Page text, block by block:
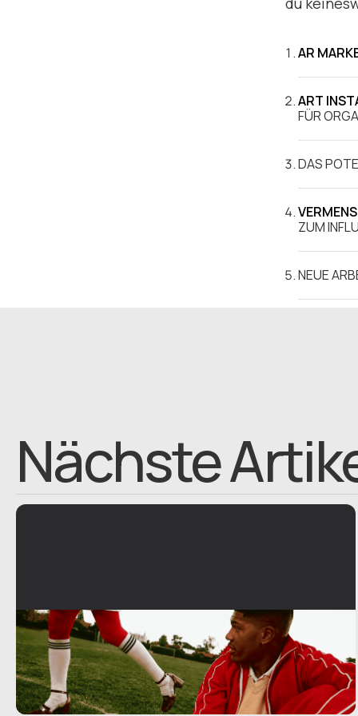
AR
ART
FÜR
DAS
ZUM
NEUE
Nächste